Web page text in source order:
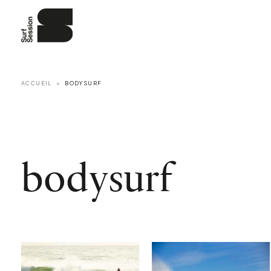
ACCUEIL BODYSURF
bodysurf